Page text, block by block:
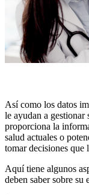
Así como los datos
le ayudan a
proporciona la
salud actuales o
tomar decisiones que
Aquí tiene algunos
deben saber sobre